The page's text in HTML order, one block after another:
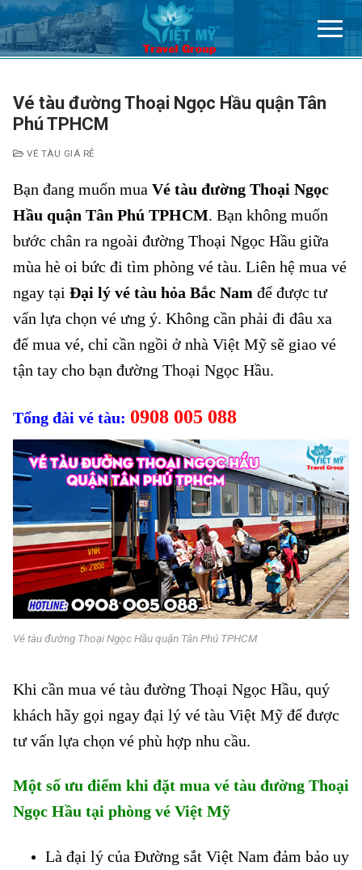
Chuyển
đến
nội
Vé tàu đường Thoại Ngọc Hầu quận Tân
Phú TPHCM
VÉ TÀU GIÁ RẺ
Bạn đang muốn mua Vé tàu đường Thoại Ngọc
Hầu quận Tân Phú TPHCM. Bạn không muốn
bước chân ra ngoài đường Thoại Ngọc Hầu giữa
mùa hè oi bức đi tìm phòng vé tàu. Liên hệ mua vé
ngay tại Đại lý vé tàu hỏa Bắc Nam để được tư
vấn lựa chọn vé ưng ý. Không cần phải đi đâu xa
để mua vé, chỉ cần ngồi ở nhà Việt Mỹ sẽ giao vé
tận tay cho bạn đường Thoại Ngọc Hầu.
Tổng đài vé tàu: 0908 005 088
Vé tàu đường Thoại Ngọc Hầu quận Tân Phú TPHCM
Khi cần mua vé tàu đường Thoại Ngọc Hầu, quý
khách hãy gọi ngay đại lý vé tàu Việt Mỹ để được
tư vấn lựa chọn vé phù hợp nhu cầu.
Một số ưu điểm khi đặt mua vé tàu đường Thoại
Ngọc Hầu tại phòng vé Việt Mỹ
Là đại lý của Đường sắt Việt Nam đảm bảo uy